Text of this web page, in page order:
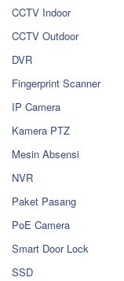
CCTV Indoor
CCTV Outdoor
DVR
Fingerprint Scanner
IP Camera
Kamera PTZ
Mesin Absensi
NVR
Paket Pasang
PoE Camera
Smart Door Lock
SSD